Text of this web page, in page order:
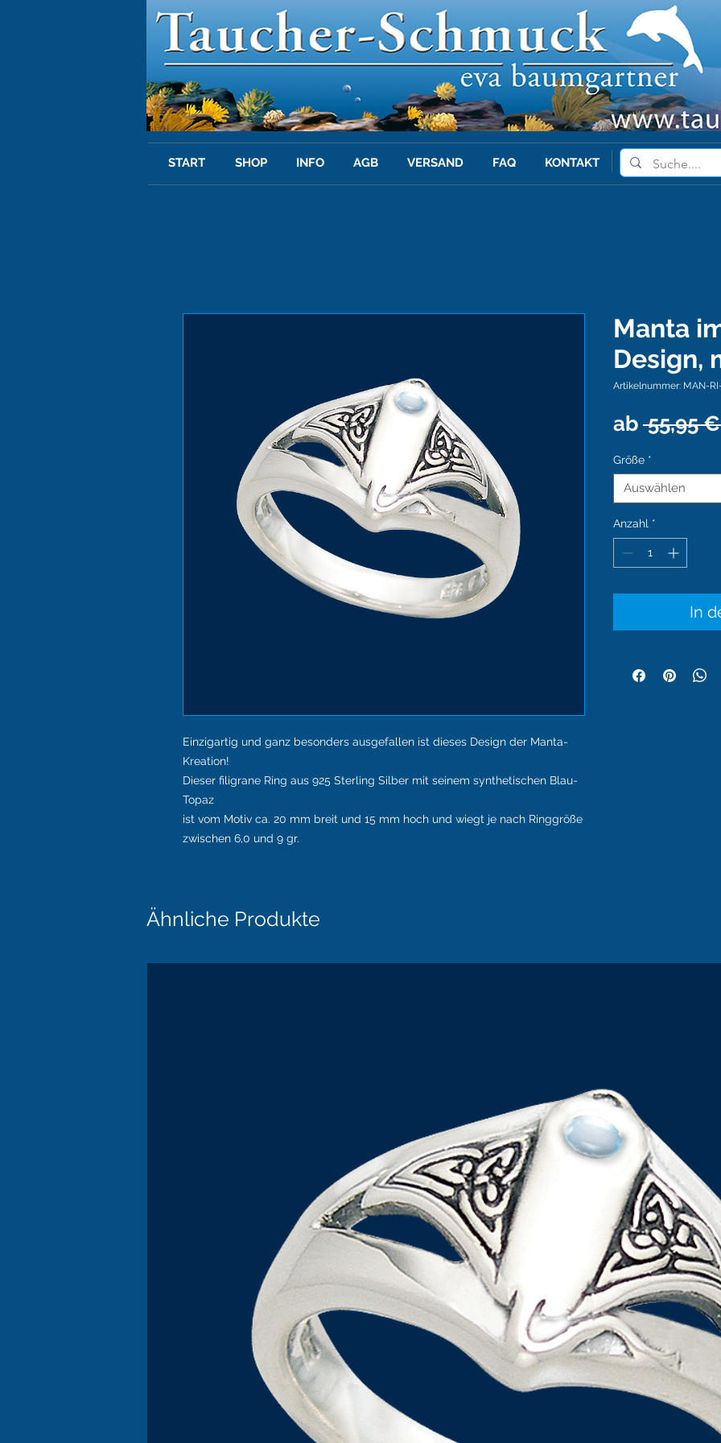
START SHOP INFO AGB VERSAND FAQ KONTAKT
Einzigartig und ganz besonders ausgefallen ist dieses Design der Manta-
Kreation!
Dieser filigrane Ring aus 925 Sterling Silber mit seinem synthetischen Blau-
Topaz
ist vom Motiv ca. 20 mm breit und 15 mm hoch und wiegt je nach Ringgröße
zwischen 6,0 und 9 gr.
Manta
Design,
Artikelnummer: MAN-
ab 55,95
Größe *
Auswählen
Anzahl *
In
Ähnliche Produkte